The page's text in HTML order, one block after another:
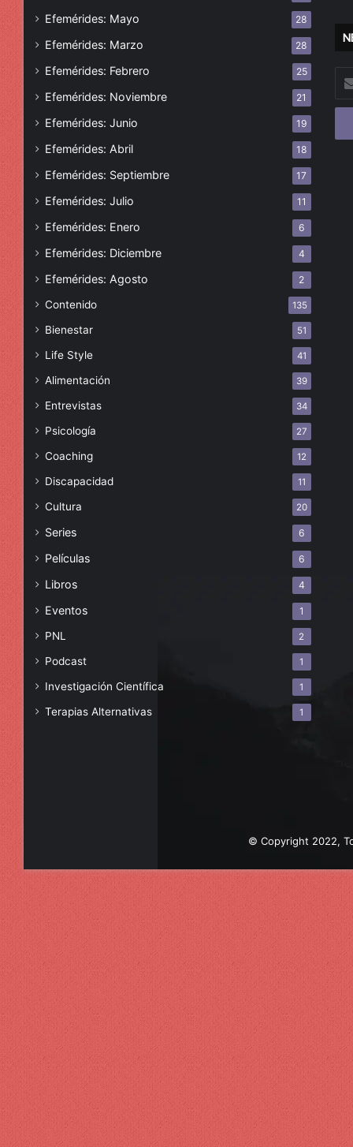
Efemérides: Mayo 28
Efemérides: Marzo 28
Efemérides: Febrero 25
Efemérides: Noviembre 21
Efemérides: Junio 19
Efemérides: Abril 18
Efemérides: Septiembre 17
Efemérides: Julio 11
Efemérides: Enero 6
Efemérides: Diciembre 4
Efemérides: Agosto 2
Contenido 135
Bienestar 51
Life Style 41
Alimentación 39
Entrevistas 34
Psicología 27
Coaching 12
Discapacidad 11
Cultura 20
Series 6
Películas 6
Libros 4
Eventos 1
PNL 2
Podcast 1
Investigación Científica 1
Terapias Alternativas 1
© Copyright 2022,